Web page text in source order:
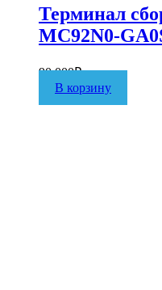
Терминал
MC92N0-
90 000₽
В корзину